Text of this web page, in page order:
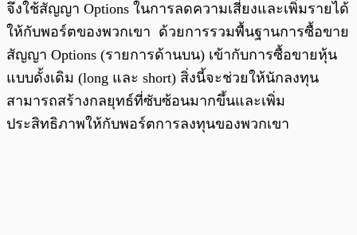
จึงใช้สัญญา Options ในการลดความเสี่ยงและเพิ่มรายได้
ให้กับพอร์ตของพวกเขา ด้วยการรวมพื้นฐานการซื้อขาย
สัญญา Options (รายการด้านบน) เข้ากับการซื้อขายหุ้น
แบบดั้งเดิม (long และ short) สิ่งนี้จะช่วยให้นักลงทุน
สามารถสร้างกลยุทธ์ที่ซับซ้อนมากขึ้นและเพิ่ม
ประสิทธิภาพให้กับพอร์ตการลงทุนของพวกเขา